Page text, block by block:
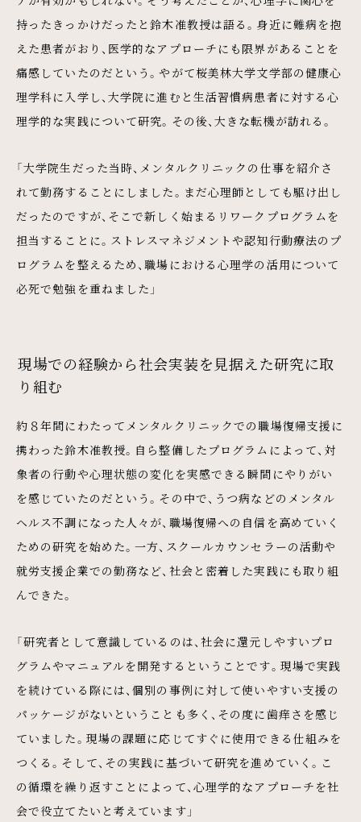
持ったきっかけだったと鈴木准教授は語る。身近に難病を抱
えた患者がおり、医学的なアプローチにも限界があることを
痛感していたのだという。やがて桜美林大学文学部の健康心
理学科に入学し、大学院に進むと生活習慣病患者に対する心
理学的な実践について研究。その後、大きな転機が訪れる。
「大学院生だった当時、メンタルクリニックの仕事を紹介さ
れて勤務することにしました。まだ心理師としても駆け出し
だったのですが、そこで新しく始まるリワークプログラムを
担当することに。ストレスマネジメントや認知行動療法のプ
ログラムを整えるため、職場における心理学の活用について
必死で勉強を重ねました」
現場での経験から社会実装を見据えた研究に取
り組む
約８年間にわたってメンタルクリニックでの職場復帰支援に
携わった鈴木准教授。自ら整備したプログラムによって、対
象者の行動や心理状態の変化を実感できる瞬間にやりがい
を感じていたのだという。その中で、うつ病などのメンタル
ヘルス不調になった人々が、職場復帰への自信を高めていく
ための研究を始めた。一方、スクールカウンセラーの活動や
就労支援企業での勤務など、社会と密着した実践にも取り組
んできた。
「研究者として意識しているのは、社会に還元しやすいプロ
グラムやマニュアルを開発するということです。現場で実践
を続けている際には、個別の事例に対して使いやすい支援の
パッケージがないということも多く、その度に歯痒さを感じ
ていました。現場の課題に応じてすぐに使用できる仕組みを
つくる。そして、その実践に基づいて研究を進めていく。こ
の循環を繰り返すことによって、心理学的なアプローチを社
会で役立てたいと考えています」